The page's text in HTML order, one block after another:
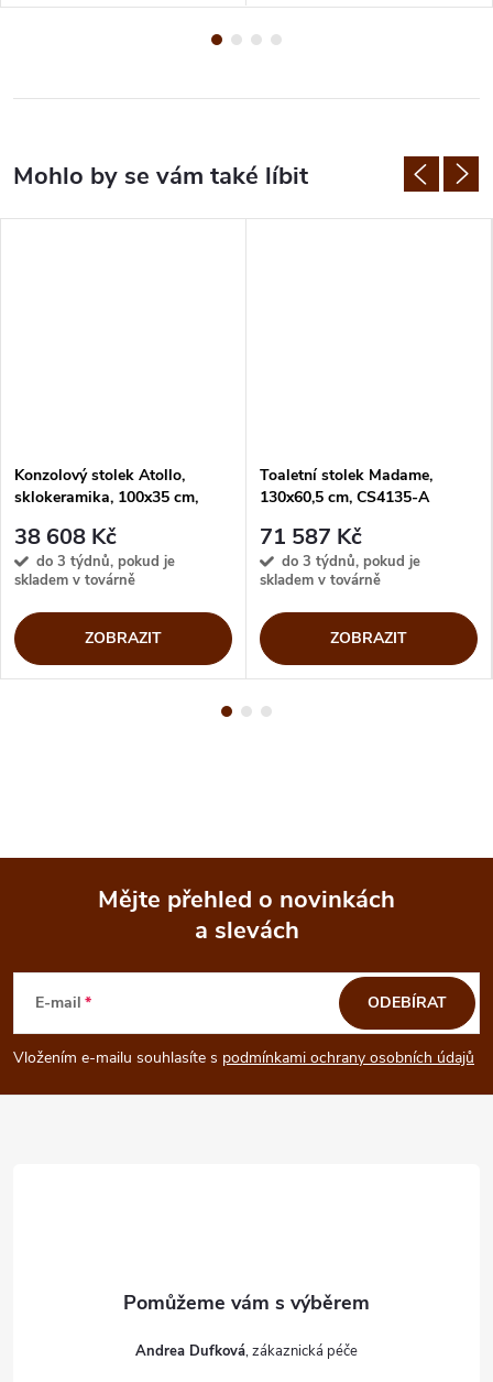
Konzolový stolek Atollo,
sklokeramika, 100x35 cm,
38 608 Kč
do 3 týdnů, pokud je
skladem v továrně
ZOBRAZIT
Toaletní stolek Madame,
130x60,5 cm, CS4135-A
71 587 Kč
do 3 týdnů, pokud je
skladem v továrně
ZOBRAZIT
p
a
Mějte přehled o novinkách
a slevách
E-mail
Vložením e-mailu souhlasíte s podmínkami ochrany osobních údajů
ODEBÍRAT
Andrea Dufková